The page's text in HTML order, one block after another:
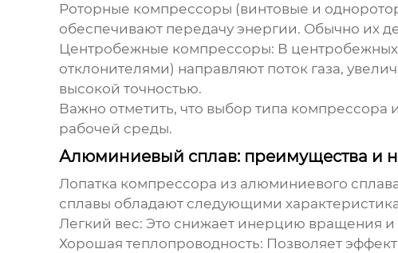
Роторные компрессоры (винтовые и
обеспечивают передачу энергии. Обычно их
Центробежные компрессоры: В
отклонителями) направляют поток газа,
высокой точностью.
Важно отметить, что выбор типа компрессора
рабочей среды.
Алюминиевый сплав: преимущества и
Лопатка компрессора из алюминиевого
сплавы обладают следующими
Легкий вес: Это снижает инерцию вращения и
Хорошая теплопроводность: Позволяет